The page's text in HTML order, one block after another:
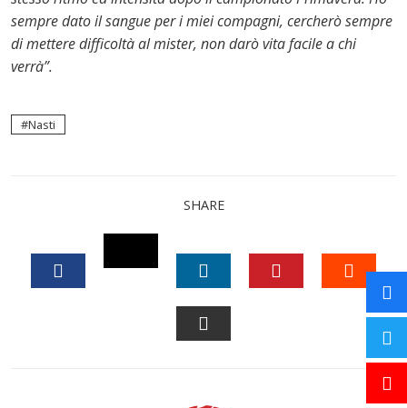
sempre dato il sangue per i miei compagni, cercherò sempre
di mettere difficoltà al mister, non darò vita facile a chi
verrà”.
Nasti
SHARE
TWITTER
LINKEDIN